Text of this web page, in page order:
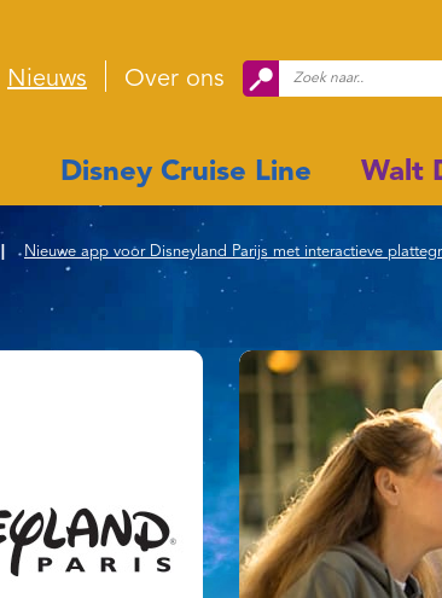
Nieuws Over ons
Disney Cruise Line Walt
Nieuwe app voor Disneyland Parijs met interactieve